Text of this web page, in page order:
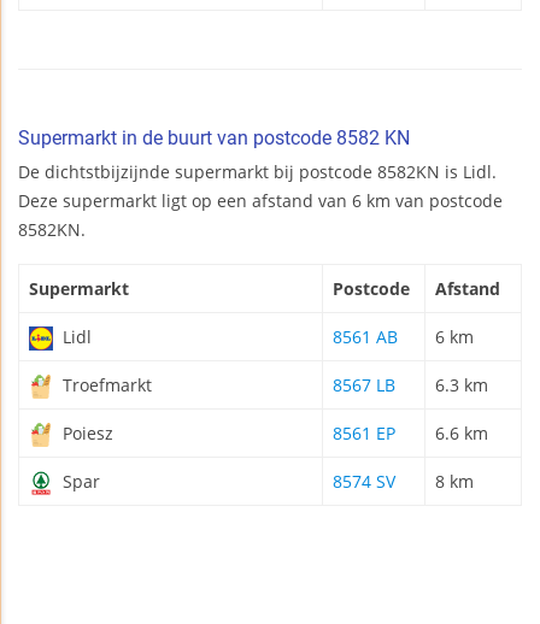
Supermarkt in de buurt van postcode 8582 KN
De dichtstbijzijnde supermarkt bij postcode 8582KN is Lidl.
Deze supermarkt ligt op een afstand van 6 km van postcode
8582KN.
Supermarkt Postcode Afstand
Lidl 8561 AB 6 km
Troefmarkt 8567 LB 6.3 km
Poiesz 8561 EP 6.6 km
Spar 8574 SV 8 km